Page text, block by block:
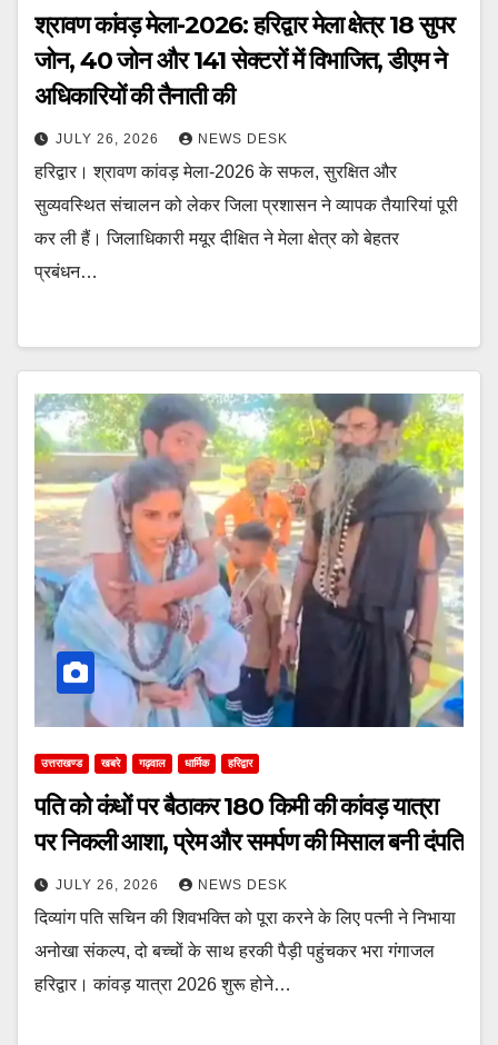
श्रावण कांवड़ मेला-2026: हरिद्वार मेला क्षेत्र 18 सुपर
जोन, 40 जोन और 141 सेक्टरों में विभाजित, डीएम ने
अधिकारियों की तैनाती की
JULY 26, 2026 NEWS DESK
हरिद्वार। श्रावण कांवड़ मेला-2026 के सफल, सुरक्षित और
सुव्यवस्थित संचालन को लेकर जिला प्रशासन ने व्यापक तैयारियां पूरी
कर ली हैं। जिलाधिकारी मयूर दीक्षित ने मेला क्षेत्र को बेहतर
प्रबंधन…
उत्तराखण्ड खबरे गढ़वाल धार्मिक हरिद्वार
पति को कंधों पर बैठाकर 180 किमी की कांवड़ यात्रा
पर निकली आशा, प्रेम और समर्पण की मिसाल बनी दंपति
JULY 26, 2026 NEWS DESK
दिव्यांग पति सचिन की शिवभक्ति को पूरा करने के लिए पत्नी ने निभाया
अनोखा संकल्प, दो बच्चों के साथ हरकी पैड़ी पहुंचकर भरा गंगाजल
हरिद्वार। कांवड़ यात्रा 2026 शुरू होने…